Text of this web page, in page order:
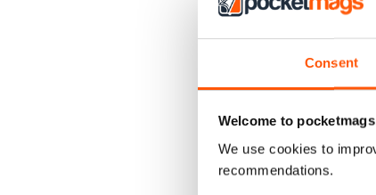
Consent
Welcome to
We use cookies to
recommendations.